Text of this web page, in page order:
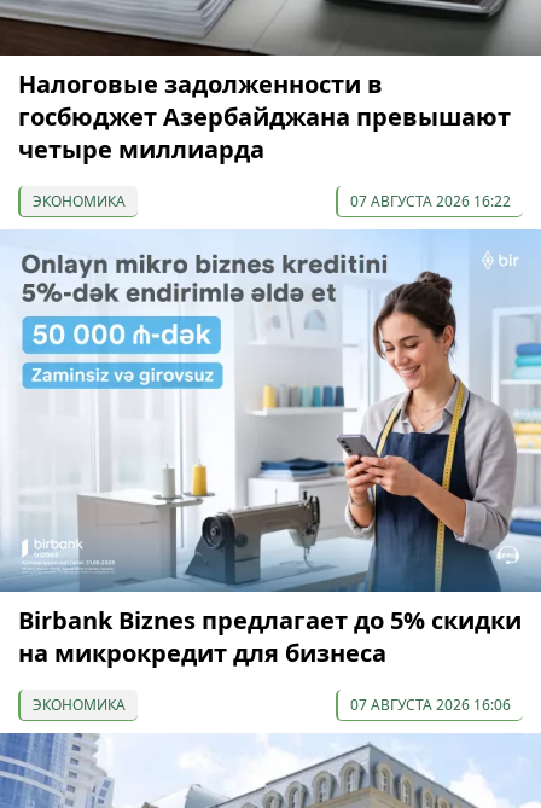
Налоговые задолженности в
госбюджет Азербайджана превышают
четыре миллиарда
ЭКОНОМИКА 07 АВГУСТА 2026 16:22
Birbank Biznes предлагает до 5% скидки
на микрокредит для бизнеса
ЭКОНОМИКА 07 АВГУСТА 2026 16:06